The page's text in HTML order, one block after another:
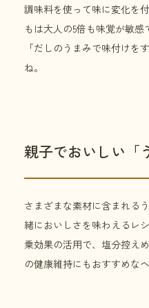
調味料を使って味に変化を
もは大人の5倍も味覚が敏感
「だしのうまみで味付けを
ね。
親子でおいしい「
さまざまな素材に含まれる
緒においしさを味わえるレ
乗効果の活用で、塩分控え
の健康維持にもおすすめな